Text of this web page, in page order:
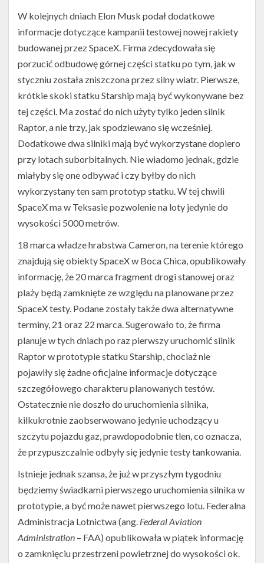
statku
Starship
na
platformie
startowej
(Źródło:
Nomadd
dla
NSF/L2,
NASASpaceFlight.com)
W kolejnych dniach Elon Musk podał dodatkowe
informacje dotyczące kampanii testowej nowej rakiety
budowanej przez SpaceX. Firma zdecydowała się
porzucić odbudowę górnej części statku po tym, jak w
styczniu została zniszczona przez silny wiatr. Pierwsze,
krótkie skoki statku Starship mają być wykonywane bez
tej części. Ma zostać do nich użyty tylko jeden silnik
Raptor, a nie trzy, jak spodziewano się wcześniej.
Dodatkowe dwa silniki mają być wykorzystane dopiero
przy lotach suborbitalnych. Nie wiadomo jednak, gdzie
miałyby się one odbywać i czy byłby do nich
wykorzystany ten sam prototyp statku. W tej chwili
SpaceX ma w Teksasie pozwolenie na loty jedynie do
wysokości 5000 metrów.
18 marca władze hrabstwa Cameron, na terenie którego
znajdują się obiekty SpaceX w Boca Chica, opublikowały
informację, że 20 marca fragment drogi stanowej oraz
plaży będą zamknięte ze względu na planowane przez
SpaceX testy. Podane zostały także dwa alternatywne
terminy, 21 oraz 22 marca. Sugerowało to, że firma
planuje w tych dniach po raz pierwszy uruchomić silnik
Raptor w prototypie statku Starship, chociaż nie
pojawiły się żadne oficjalne informacje dotyczące
szczegółowego charakteru planowanych testów.
Ostatecznie nie doszło do uruchomienia silnika,
kilkukrotnie zaobserwowano jedynie uchodzący u
szczytu pojazdu gaz, prawdopodobnie tlen, co oznacza,
że przypuszczalnie odbyły się jedynie testy tankowania.
Istnieje jednak szansa, że już w przyszłym tygodniu
będziemy świadkami pierwszego uruchomienia silnika w
prototypie, a być może nawet pierwszego lotu. Federalna
Administracja Lotnictwa (ang. Federal Aviation
Administration – FAA) opublikowała w piątek informację
o zamknięciu przestrzeni powietrznej do wysokości ok.